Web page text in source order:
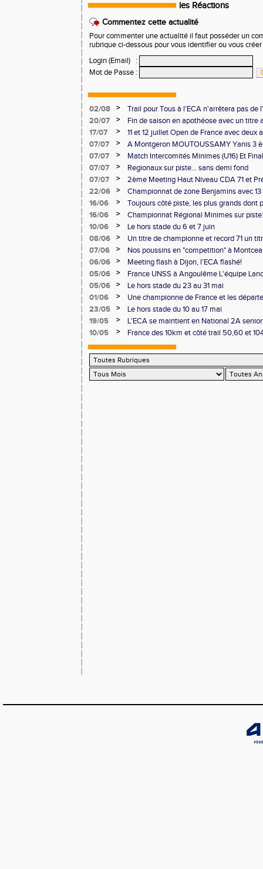
les Réactions
Commentez cette actualité
Pour commenter une actualité il faut posséder un
rubrique ci-dessous pour vous identifier ou vous
Login (Email)
:
Mot de Passe :
02/08 >
Trail pour Tous à l'ECA n'arrêtera pas de
20/07
>
Fin de saison en apothéose avec un titre
saison
17/07 >
11 et 12 juillet Open de France avec deux
07/07
>
A Montgeron MOUTOUSSAMY Yanis 3
française à Decines: Demi-fond
07/07 >
Match Intercomités Minimes (U16) Et
Benjamin(e)s (U14) à Besançon de haut
07/07 >
Regionaux sur piste... sans demi fond
07/07
>
2ème Meeting Haut Niveau CDA 71 et
Chalon
22/06 >
Championnat de zone Benjamins avec
Pontoise et Macon
16/06 >
Toujours côté piste, les plus grands dont
Master et 20 ème perf française au triple
16/06 >
Championnat Régional Minimes sur
personnels
10/06 >
Le hors stade du 6 et 7 juin
08/06
>
Un titre de championne et record 71 un
l'ECAlité aux Regionaux d'Epreuves
07/06 >
Nos poussins en "competition" à
06/06
>
Meeting flash à Dijon, l'ECA flashé!
05/06
>
France UNSS à Angoulême L'équipe
podium
05/06 >
Le hors stade du 23 au 31 mai
01/06
>
Une championne de France et les
23/05
>
Le hors stade du 10 au 17 mai
19/05
>
L'ECA se maintient en National 2A
10/05
> France des 10km et côté trail 50,60 et